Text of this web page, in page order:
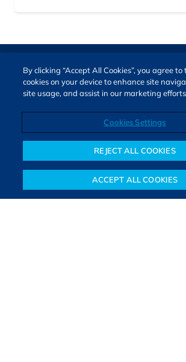
Notícias Colunistas Objetivos financeiros
O Bora Investir, site de notícias e educação
oferece notícias e conteúdos especializados
composta por especialistas, o site
sólido e confiável, além de artigos de
By clicking “Accept All Cookies”, you agree
cookies on your device to enhance site
site usage, and assist in our marketing
Cookies Settings
REJECT ALL COOKIES
ACCEPT ALL COOKIES